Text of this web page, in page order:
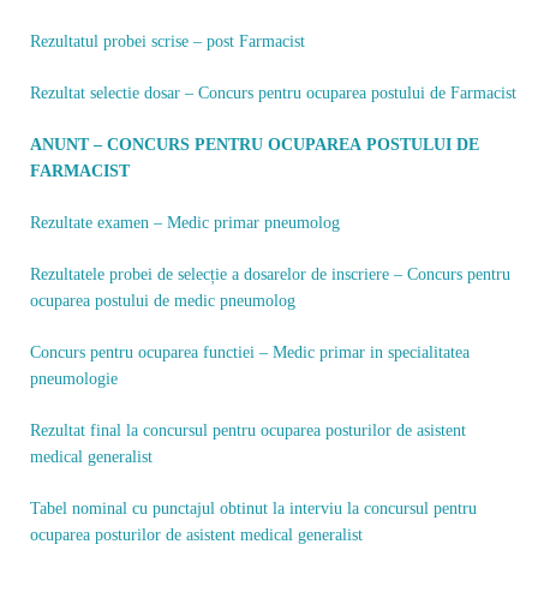
Rezultatul probei scrise – post Farmacist
Rezultat selectie dosar – Concurs pentru ocuparea postului de Farmacist
ANUNT – CONCURS PENTRU OCUPAREA POSTULUI DE
FARMACIST
Rezultate examen – Medic primar pneumolog
Rezultatele probei de selecție a dosarelor de inscriere – Concurs pentru
ocuparea postului de medic pneumolog
Concurs pentru ocuparea functiei – Medic primar in specialitatea
pneumologie
Rezultat final la concursul pentru ocuparea posturilor de asistent
medical generalist
Tabel nominal cu punctajul obtinut la interviu la concursul pentru
ocuparea posturilor de asistent medical generalist